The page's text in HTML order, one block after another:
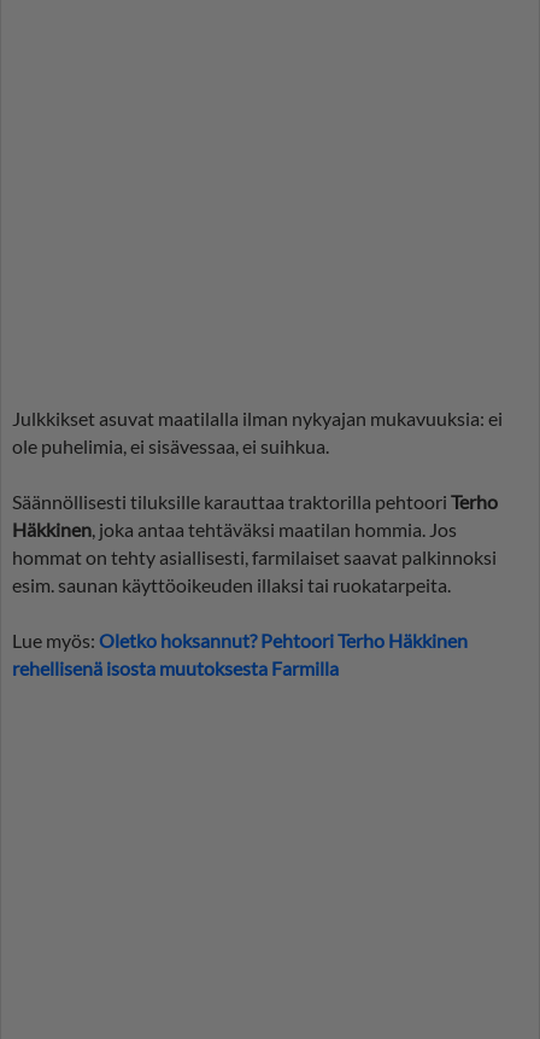
Julkkikset asuvat maatilalla ilman nykyajan mukavuuksia: ei
ole puhelimia, ei sisävessaa, ei suihkua.
Säännöllisesti tiluksille karauttaa traktorilla pehtoori Terho
Häkkinen, joka antaa tehtäväksi maatilan hommia. Jos
hommat on tehty asiallisesti, farmilaiset saavat palkinnoksi
esim. saunan käyttöoikeuden illaksi tai ruokatarpeita.
Lue myös: Oletko hoksannut? Pehtoori Terho Häkkinen
rehellisenä isosta muutoksesta Farmilla